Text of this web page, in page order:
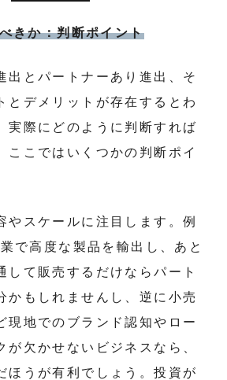
きか：判断ポイント
出とパートナーあり進出、そ
とデメリットが存在するとわ
実際にどのように判断すれば
ここではいくつかの判断ポイ
やスケールに注目します。例
で高度な製品を輸出し、あと
して販売するだけならパート
かもしれませんし、逆に小売
現地でのブランド認知やロー
が欠かせないビジネスなら、
ほうが有利でしょう。投資が